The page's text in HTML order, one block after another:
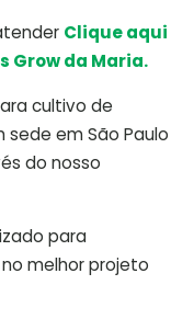
Clique aqui
Grow da Maria.
cultivo de
em São Paulo
do nosso
para
melhor projeto